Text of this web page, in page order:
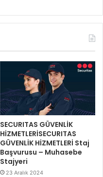
SECURITAS GÜVENLİK
HİZMETLERİSECURITAS
GÜVENLİK HİZMETLERİ Staj
Başvurusu – Muhasebe
Stajyeri
23 Aralık 2024